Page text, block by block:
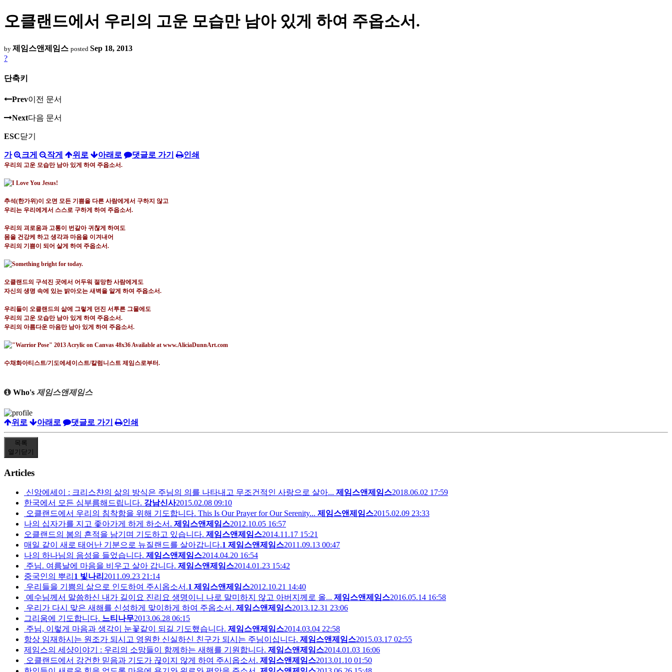
오클랜드에서 우리의 고운 모습만 남아 있게 하여 주옵소서.
by 제임스앤제임스 posted Sep 18, 2013
?
단축키
Prev이전 문서
Next다음 문서
ESC닫기
가 크게 작게 위로 아래로 댓글로 가기 인쇄
우리의 고운 모습만 남아 있게 하여 주옵소서.
추석(한가위)이 오면 모든 기쁨을 다른 사람에게서 구하지 않고
우리는 우리에게서 스스로 구하게 하여 주옵소서.
우리의 괴로움과 고통이 번갈아 귀찮게 하여도
몸을 건강케 하고 생각과 마음을 이겨내어
우리의 기쁨이 되어 살게 하여 주옵소서.
오클랜드의 구석진 곳에서 어두워 절망한 사람에게도
자신의 생명 속에 있는 밝아오는 새벽을 알게 하여 주옵소서.
우리들이 오클랜드의 삶에 그렇게 던진 서투른 그물에도
우리의 고운 모습만 남아 있게 하여 주옵소서.
우리의 아름다운 마음만 남아 있게 하여 주옵소서.
수채화아티스트/기도에세이스트/칼럼니스트 제임스로부터.
Who's 제임스앤제임스
위로 아래로 댓글로 가기 인쇄
목록
열기 닫기
Articles
신앙에세이 : 크리스챤의 삶의 방식은 주님의 의를 나타내고 무조건적인 사랑으로 살아... 제임스앤제임스2018.06.02 17:59
한국에서 모든 심부름해드립니다. 강남신사2015.02.08 09:10
오클랜드에서 우리의 침착함을 위해 기도합니다. This Is Our Prayer for Our Serenity... 제임스앤제임스2015.02.09 23:33
나의 십자가를 지고 좇아가게 하게 하소서. 제임스앤제임스2012.10.05 16:57
오클랜드의 봄의 흔적을 남기며 기도하고 있습니다. 제임스앤제임스2014.11.17 15:21
매일 같이 새로 태어난 기분으로 뉴질랜드를 살아갑니다.1 제임스앤제임스2011.09.13 00:47
나의 하나님의 음성을 들었습니다. 제임스앤제임스2014.04.20 16:54
주님. 여름날에 마음을 비우고 살아 갑니다. 제임스앤제임스2014.01.23 15:42
중국인의 뿌리 1 빛나리 2011.09.23 21:14
우리들을 기쁨의 삶으로 인도하여 주시옵소서.1 제임스앤제임스2012.10.21 14:40
예수님께서 말씀하신 내가 길이요 진리요 생명이니 나로 말미하지 않고 아버지께로 올... 제임스앤제임스2016.05.14 16:58
우리가 다시 맞은 새해를 신성하게 맞이하게 하여 주옵소서. 제임스앤제임스2013.12.31 23:06
그리움에 기도합니다. 느티나무2013.06.28 06:15
주님, 이렇게 마음과 생각이 눈꽃같이 되길 기도했습니다. 제임스앤제임스2014.03.04 22:58
항상 임재하시는 원조가 되시고 영원한 신실하신 친구가 되시는 주님이십니다. 제임스앤제임스2015.03.17 02:55
제임스의 세샹이야기 : 우리의 소망들이 함께하는 새해를 기원합니다. 제임스앤제임스2014.01.03 16:06
오클랜드에서 강건한 믿음과 기도가 끊이지 않게 하여 주시옵소서. 제임스앤제임스2013.01.10 01:50